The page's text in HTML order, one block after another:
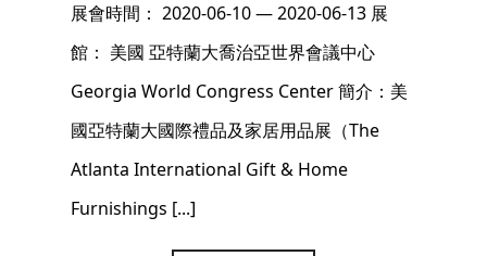
展會時間： 2020-06-10 — 2020-06-13 展
館： 美國 亞特蘭大喬治亞世界會議中心
Georgia World Congress Center 簡介：美
國亞特蘭大國際禮品及家居用品展（The
Atlanta International Gift & Home
Furnishings [...]